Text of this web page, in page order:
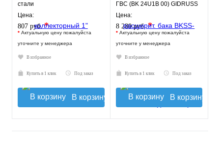
стали
Цена:
807 руб.*
* Актуальную цену пожалуйста
уточните у менеджера
В избранное
Купить в 1 клик Под заказ
В корзину
ГВС (BK 24U1B 00) GIDRUSS
Цена:
8 280 руб.*
* Актуальную цену пожалуйста
уточните у менеджера
В избранное
Купить в 1 клик Под заказ
В корзину